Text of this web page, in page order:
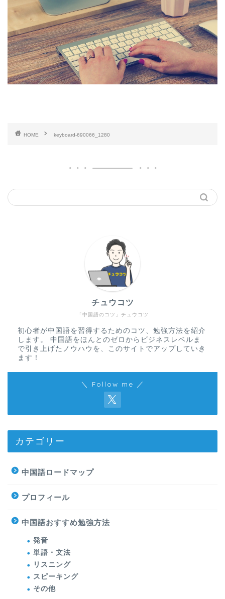
HOME keyboard-690066_1280
「中国語のコツ」チュウコツ
チュウコツ
初心者が中国語を習得するためのコツ、勉強方法を紹介
します。 中国語をほんとのゼロからビジネスレベルま
で引き上げたノウハウを、このサイトでアップしていき
ます！
＼ Follow me ／
カテゴリー
中国語ロードマップ
プロフィール
中国語おすすめ勉強方法
発音
単語・文法
リスニング
スピーキング
その他